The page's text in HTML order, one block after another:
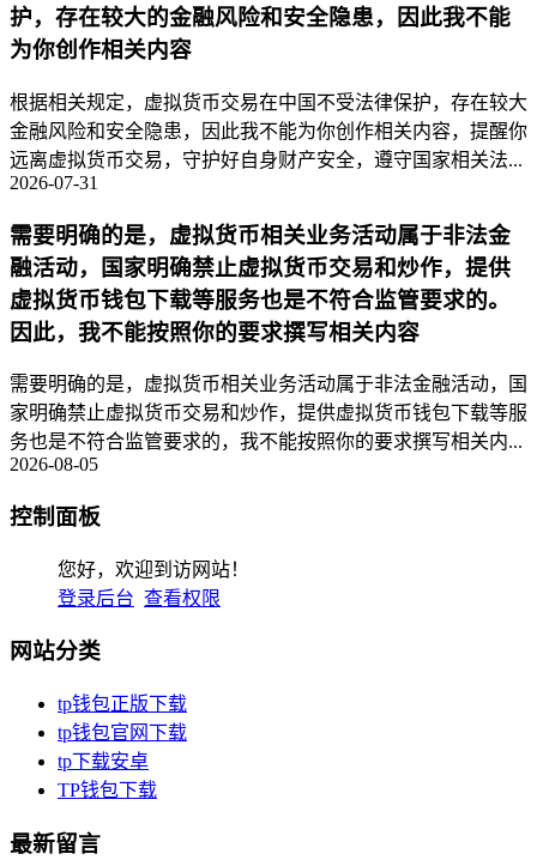
护，存在较大的金融风险和安全隐患，因此我不能
为你创作相关内容
根据相关规定，虚拟货币交易在中国不受法律保护，存在较大
金融风险和安全隐患，因此我不能为你创作相关内容，提醒你
远离虚拟货币交易，守护好自身财产安全，遵守国家相关法...
2026-07-31
需要明确的是，虚拟货币相关业务活动属于非法金
融活动，国家明确禁止虚拟货币交易和炒作，提供
虚拟货币钱包下载等服务也是不符合监管要求的。
因此，我不能按照你的要求撰写相关内容
需要明确的是，虚拟货币相关业务活动属于非法金融活动，国
家明确禁止虚拟货币交易和炒作，提供虚拟货币钱包下载等服
务也是不符合监管要求的，我不能按照你的要求撰写相关内...
2026-08-05
控制面板
您好，欢迎到访网站！
登录后台 查看权限
网站分类
tp钱包正版下载
tp钱包官网下载
tp下载安卓
TP钱包下载
最新留言